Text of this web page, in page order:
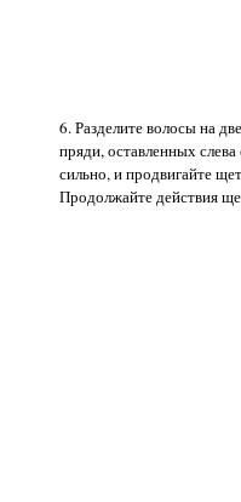
6. Разделите волосы на
пряди, оставленных
сильно, и продвигайте
Продолжайте действия